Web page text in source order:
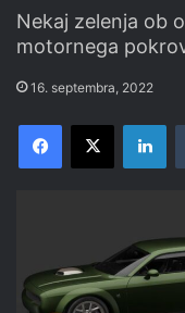
Nekaj zelenja ob
motornega
16. septembra, 2022
Facebook
X